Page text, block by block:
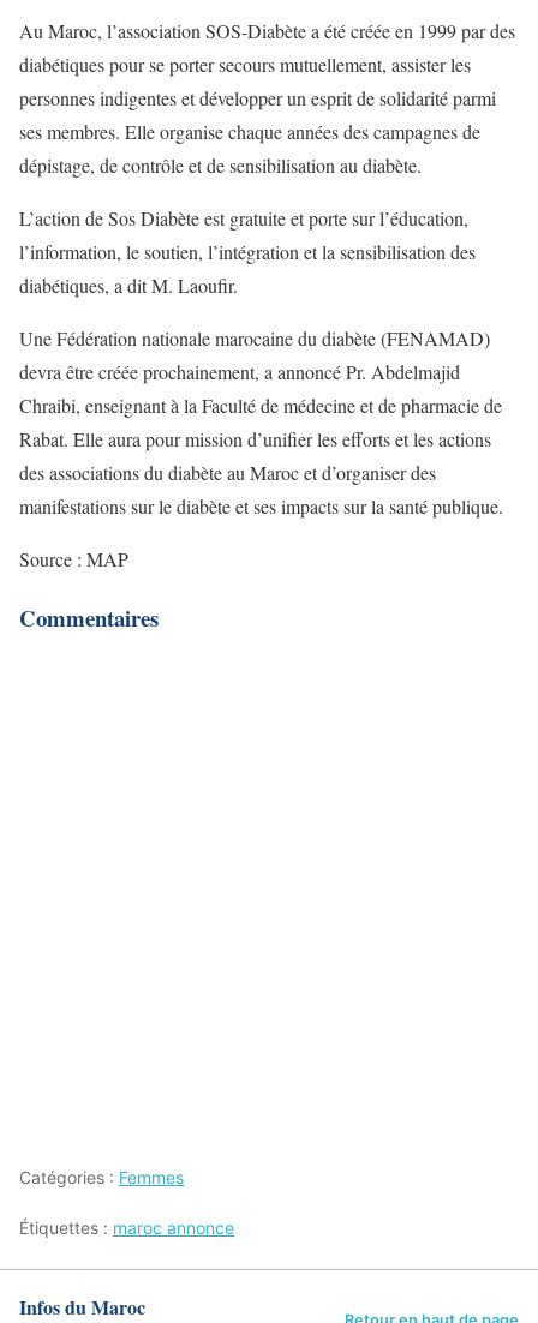
Au Maroc, l’association SOS-Diabète a été créée en 1999 par des
diabétiques pour se porter secours mutuellement, assister les
personnes indigentes et développer un esprit de solidarité parmi
ses membres. Elle organise chaque années des campagnes de
dépistage, de contrôle et de sensibilisation au diabète.
L’action de Sos Diabète est gratuite et porte sur l’éducation,
l’information, le soutien, l’intégration et la sensibilisation des
diabétiques, a dit M. Laoufir.
Une Fédération nationale marocaine du diabète (FENAMAD)
devra être créée prochainement, a annoncé Pr. Abdelmajid
Chraibi, enseignant à la Faculté de médecine et de pharmacie de
Rabat. Elle aura pour mission d’unifier les efforts et les actions
des associations du diabète au Maroc et d’organiser des
manifestations sur le diabète et ses impacts sur la santé publique.
Source : MAP
Commentaires
Catégories : Femmes
Étiquettes : maroc annonce
Infos du Maroc